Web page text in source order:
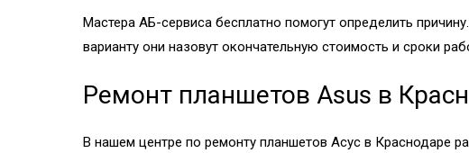
Мастера АБ-сервиса бесплатно помогут определить
варианту они назовут окончательную стоимость и сроки
Ремонт планшетов Asus в
В нашем центре по ремонту планшетов Асус в Краснодаре